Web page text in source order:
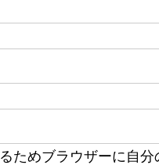
ためブラウザーに自